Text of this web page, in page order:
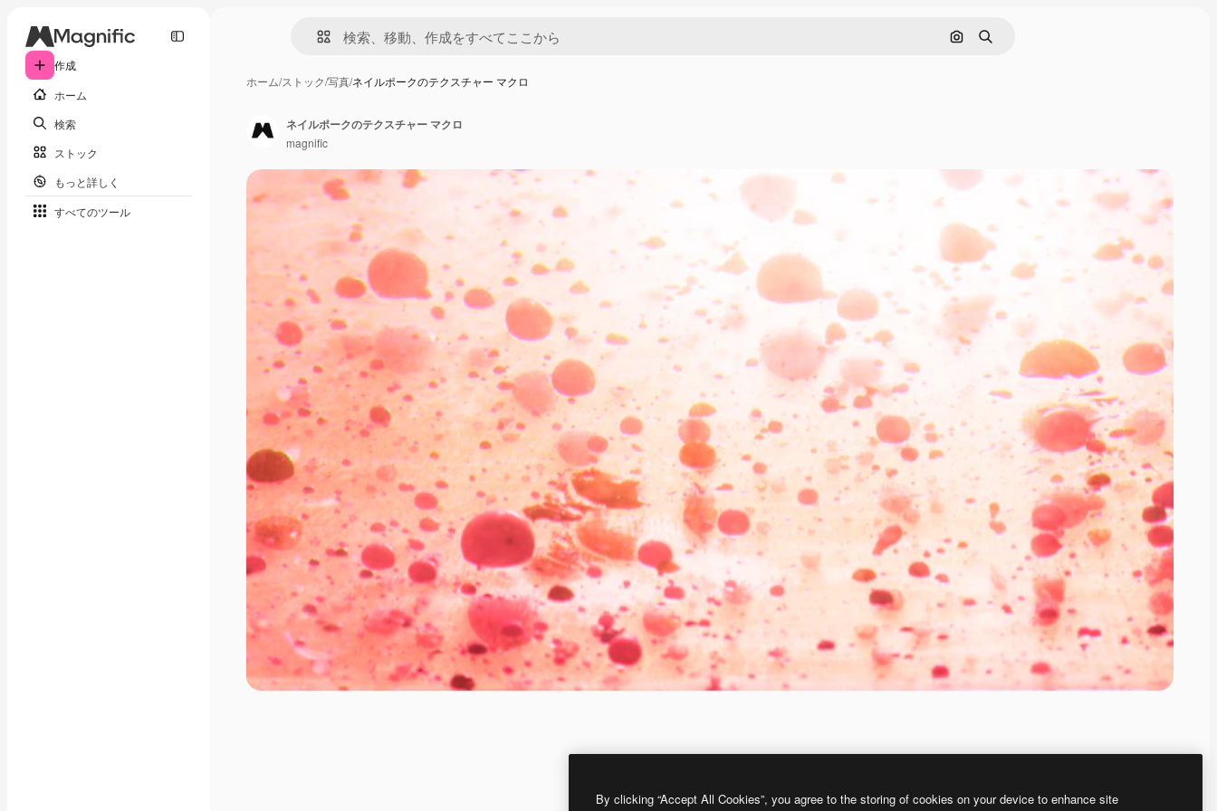
作成
ホーム
検索
ストック
もっと詳しく
すべてのツール
画像で検索
検索
ホーム/ストック/写真/ネイルポークのテクスチャー マクロ
ネイルポークのテクスチャー マクロ
magnific
By clicking “Accept All Cookies”, you agree to the storing of cookies on your device to enhance site